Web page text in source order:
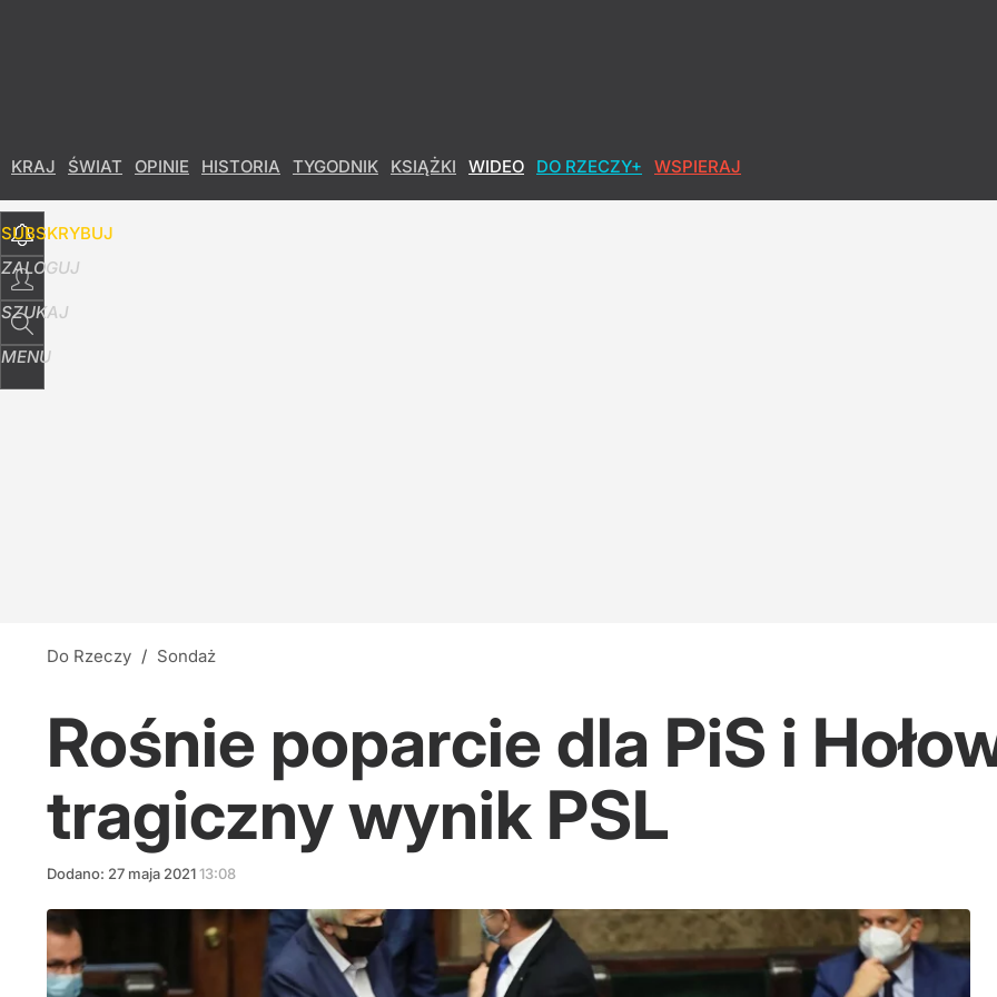
KRAJ ŚWIAT OPINIE HISTORIA TYGODNIK KSIĄŻKI WIDEO DO RZECZY+ WSPIERAJ
SUBSKRYBUJ
ZALOGUJ
SZUKAJ
MENU
Do Rzeczy / Sondaż
Rośnie poparcie dla PiS i
tragiczny wynik PSL
Dodano: 27 maja 202113:08